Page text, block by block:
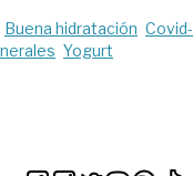
Buena hidratación Covid-
Yogurt